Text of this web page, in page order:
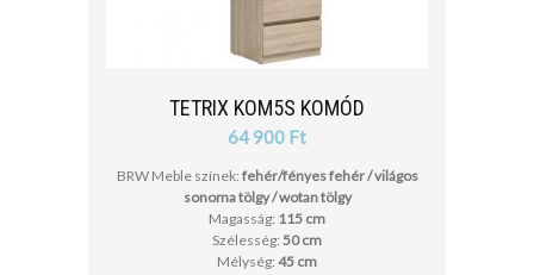
TETRIX KOM5S KOMÓD
64 900 Ft
BRW Meble színek: fehér/fényes fehér / világos
sonoma tölgy / wotan tölgy
Magasság: 115 cm
Szélesség: 50 cm
Mélység: 45 cm